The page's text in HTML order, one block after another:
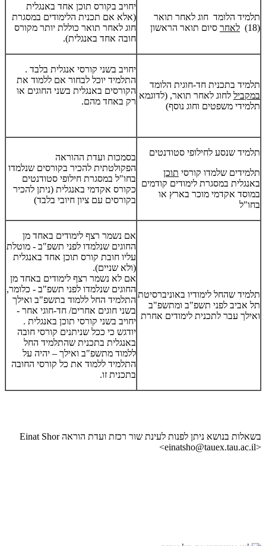
תלמיד הלומד חוג לאחר תואר
(18)
לאחר סיום תואר הראשון
יחויב בקורס תוכן אחד באנגלית
(אלא אם תכנית הלימודים במסגרת
חוג לאחר תואר כוללת יותר מקורס
חובה אחד באנגלית).
תלמיד בתכנית חד-חוגית הלומד
במקביל לחוג לאחר תואר, (לדוגמא
תלמידי משפטים וחוג נוסף)
יחויב בשני קורסי אנגלית בלבד .
התלמיד יוכל לבחור אם ללמוד את
הקורסים באנגלית בשני החוגים או
רק באחד מהם.
תלמיד שנסע לחילופי סטודנטים
תלמידים שלמדו קורסי תוכן
באנגלית במסגרת לימודים קודמים
במוסד אקדמי מוכר בארץ או
בחו"ל
בסמכות ועדת ההוראה
הפקולטתית להכיר בקורסים שנלמדו
בחו"ל במסגרת חילופי סטודנטים
כקורס אקדמי באנגלית (ניתן להכיר
בקורסים עם ציון חיובי בלבד)
תלמיד שהחל לימודיו באוניברסיטת
תל אביב לפני תשפ"ב ומתשפ"ב
ואילך עבר לתכנית לימודים אחרת
אם נשמר רצף לימודים באחד מן
החוגים שנלמדו לפני תשפ"ב - מוטלת
עליו חובת קורס תוכן אחד באנגלית
(ולא שניים).
אם לא נשמר רצף לימודים באחד מן
החוגים שנלמדו לפני תשפ"ב - כלומר,
התלמיד החל ללמוד בתשפ"ב ואילך
בשני חוגים אחרים/ חד-חוגי אחר -
יחויב בשני קורסי תוכן באנגלית .
​יודגש כי ככל שניתנים קורסי חובה
באנגלית בתכנית שהתלמיד החל
ללמוד מתשפ"ב ואילך – יהיה על
התלמיד ללמוד את כל קורסי החובה
בתכנית זו.
בשאלות בנושא ניתן לפנות לעינת שור רכזת ועדת הוראהEinat Shor
<einatsho@tauex.tau.ac.il>